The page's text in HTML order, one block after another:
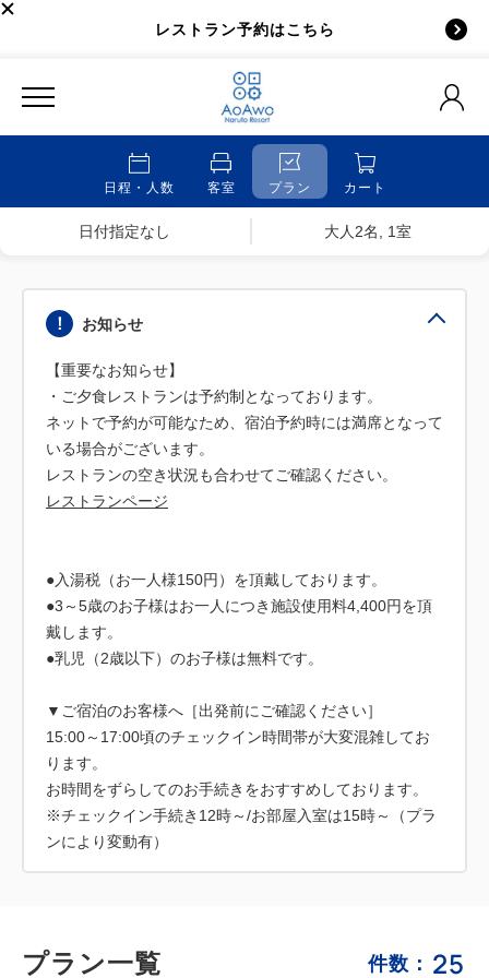
レストラン予約はこちら
日程・人数 客室 プラン カート
日付指定なし 大人2名, 1室
お知らせ
【重要なお知らせ】
・ご夕食レストランは予約制となっております。
ネットで予約が可能なため、宿泊予約時には満席となって
いる場合がございます。
レストランページ
●入湯税（お一人様150円）を頂戴しております。
●3～5歳のお子様はお一人につき施設使用料4,400円を頂
戴します。
●乳児（2歳以下）のお子様は無料です。
▼ご宿泊のお客様へ［出発前にご確認ください］
15:00～17:00頃のチェックイン時間帯が大変混雑してお
ります。
お時間をずらしてのお手続きをおすすめしております。
※チェックイン手続き12時～/お部屋入室は15時～（プラ
ンにより変動有）
プラン一覧 件数： 25